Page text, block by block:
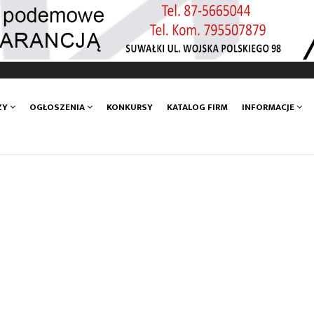
OGŁOSZENIA KONKURSY KATALOG FIRM INFORMACJE